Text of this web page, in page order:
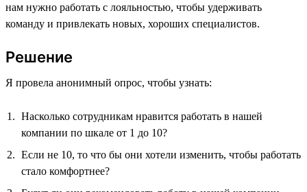
нам нужно работать с лояльностью, чтобы удерживать
команду и привлекать новых, хороших специалистов.
Решение
Я провела анонимный опрос, чтобы узнать:
Насколько сотрудникам нравится работать в нашей
компании по шкале от 1 до 10?
Если не 10, то что бы они хотели изменить, чтобы работать
стало комфортнее?